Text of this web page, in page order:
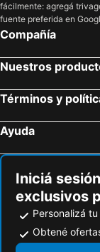
fácilmente: agregá
fuente preferida en
Compañía
Nuestros
Términos y
Ayuda
Iniciá
exclusivos
Personalizá
Obtené